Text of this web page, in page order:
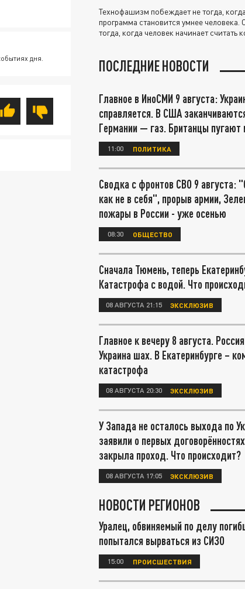
дня.
Технофашизм побеждает не тогда,
программа становится умнее человека.
тогда, когда человек начинает считать
ПОСЛЕДНИЕ НОВОСТИ
Главное в ИноСМИ 9 августа:
справляется. В США
Германии — газ. Британцы пугают
11:00 ПОЛИТИКА
Сводка с фронтов СВО 9 августа:
как не в себя", прорыв армии,
пожары в России - уже осенью
08:30 ОБЩЕСТВО
Сначала Тюмень, теперь
Катастрофа с водой. Что
08 АВГУСТА 21:15 ЭКСКЛЮЗИВ
Главное к вечеру 8 августа.
Украина шах. В Екатеринбурге –
катастрофа
08 АВГУСТА 20:30 ЭКСКЛЮЗИВ
У Запада не осталось выхода по
заявили о первых
закрыла проход. Что происходит?
08 АВГУСТА 17:05 ЭКСКЛЮЗИВ
НОВОСТИ РЕГИОНОВ
Уралец, обвиняемый по делу
попытался вырваться из СИЗО
15:00 ПРОИСШЕСТВИЯ